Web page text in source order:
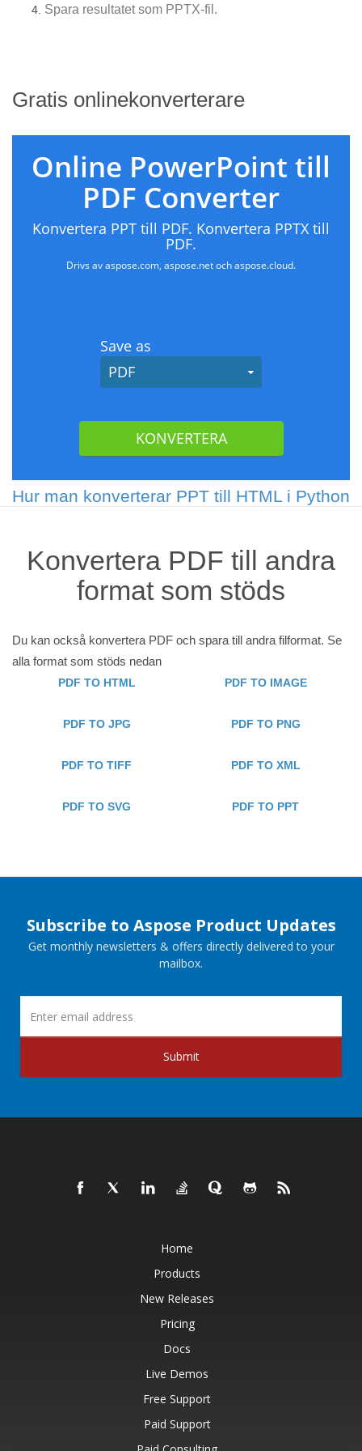
Spara resultatet som PPTX-fil.
Gratis onlinekonverterare
Hur man konverterar PPT till HTML i Python
Konvertera PDF till andra
format som stöds
Du kan också konvertera PDF och spara till andra filformat. Se
alla format som stöds nedan
PDF TO HTML PDF TO IMAGE
PDF TO JPG PDF TO PNG
PDF TO TIFF PDF TO XML
PDF TO SVG PDF TO PPT
Subscribe to Aspose Product Updates
Get monthly newsletters & offers directly delivered to your
mailbox.
Submit
Home
Products
New Releases
Pricing
Docs
Live Demos
Free Support
Paid Support